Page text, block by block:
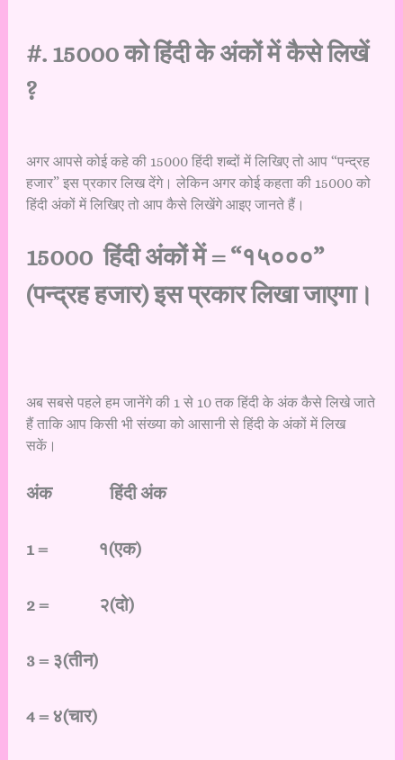
#. 15000 को हिंदी के अंकों में कैसे लिखें
?
अगर आपसे कोई कहे की 15000 हिंदी शब्दों में लिखिए तो आप “पन्द्रह
हजार” इस प्रकार लिख देंगे। लेकिन अगर कोई कहता की 15000 को
हिंदी अंकों में लिखिए तो आप कैसे लिखेंगे आइए जानते हैं।
15000 हिंदी अंकों में = “१५०००”
(पन्द्रह हजार) इस प्रकार लिखा जाएगा।
अब सबसे पहले हम जानेंगे की 1 से 10 तक हिंदी के अंक कैसे लिखे जाते
हैं ताकि आप किसी भी संख्या को आसानी से हिंदी के अंकों में लिख
सकें।
अंक हिंदी अंक
1 = १(एक)
2 = २(दो)
3 = ३(तीन)
4 = ४(चार)